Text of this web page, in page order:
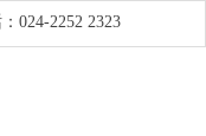
024-2252 2323